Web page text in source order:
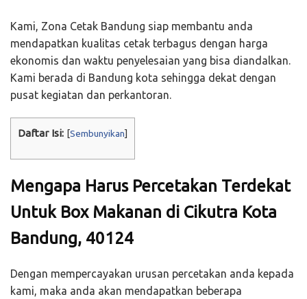
Kami, Zona Cetak Bandung siap membantu anda
mendapatkan kualitas cetak terbagus dengan harga
ekonomis dan waktu penyelesaian yang bisa diandalkan.
Kami berada di Bandung kota sehingga dekat dengan
pusat kegiatan dan perkantoran.
Daftar Isi: [Sembunyikan]
Mengapa Harus Percetakan Terdekat
Untuk Box Makanan di Cikutra Kota
Bandung, 40124
Dengan mempercayakan urusan percetakan anda kepada
kami, maka anda akan mendapatkan beberapa